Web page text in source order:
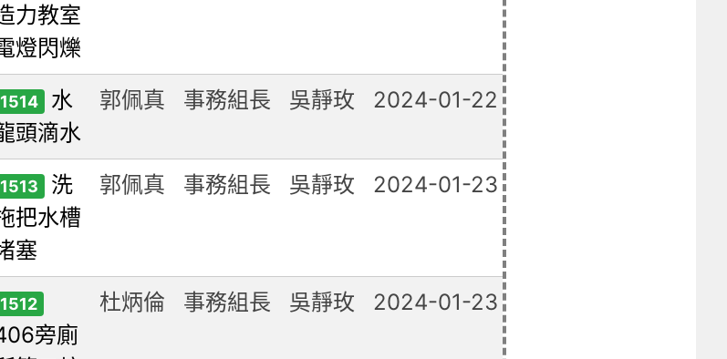
力教室
燈閃爍
1514
水
頭滴水
郭佩真 事務組長 吳靜玫 2024-01-22
1513
洗
把水槽
塞
郭佩真 事務組長 吳靜玫 2024-01-23
1512
旁廁
杜炳倫 事務組長 吳靜玫 2024-01-23